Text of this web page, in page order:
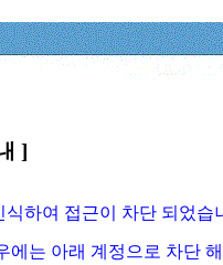
]
하여 접근이 차단 되었습
는 아래 계정으로 차단